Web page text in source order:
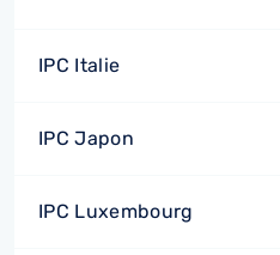
IPC Italie
IPC Japon
IPC Luxembourg